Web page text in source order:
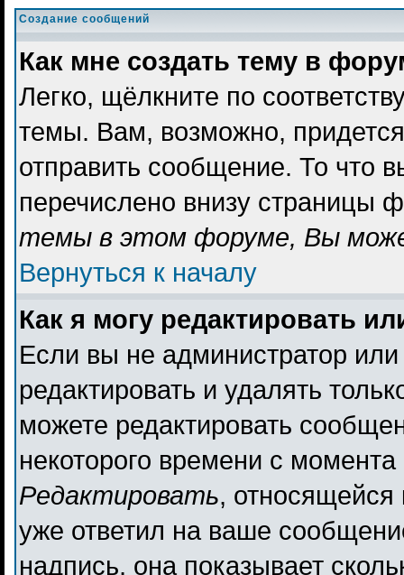
Создание сообщений
Как мне создать тему в
Легко, щёлкните по
темы. Вам, возможно,
отправить сообщение. То что
перечислено внизу страницы
темы в этом форуме, Вы
Вернуться к началу
Как я могу редактировать
Если вы не администратор
редактировать и удалять
можете редактировать
некоторого времени с
Редактировать,
уже ответил на ваше
надпись, она показывает